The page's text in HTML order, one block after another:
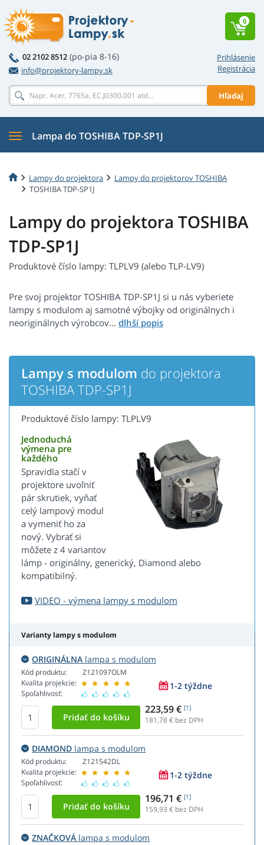
Prihlásenie
Registrácia
02 2102 8512 (po-pia 8-16)
info@projektory-lampy.sk
Hľadaj
0
Lampa do TOSHIBA TDP-SP1J
Lampy do projektora
Lampy do projektorov TOSHIBA
TOSHIBA TDP-SP1J
Lampy do projektora TOSHIBA
TDP-SP1J
Produktové číslo lampy: TLPLV9 (alebo TLP-LV9)
Pre svoj projektor TOSHIBA TDP-SP1J si u nás vyberiete
lampy s modulom aj samotné výbojky od originálnych i
neoriginálnych výrobcov...
Lampy s modulom do projektora
TOSHIBA TDP-SP1J
Produktové číslo lampy: TLPLV9
Jednoduchá
výmena pre
každého
Spravidla stačí v
projektore uvoľniť
pár skrutiek, vyňať
celý lampový modul
a vymeniť ho za
nový. Vybrať si
môžete z 4 variantov
lámp - originálny, generický, Diamond alebo
kompatibilný.
VIDEO - výmena lampy s modulom
Varianty lampy s modulom
ORIGINÁLNA lampa s modulom
Kód produktu:
Kvalita projekcie:
Spoľahlivosť:
Z121097OLM
1-2 týždne
223,59 € [1]
181,78€ bez DPH
DIAMOND lampa s modulom
Kód produktu:
Kvalita projekcie:
Spoľahlivosť:
Z121542DL
1-2 týždne
196,71 € [1]
159,93 € bez DPH
ZNAČKOVÁ lampa s modulom